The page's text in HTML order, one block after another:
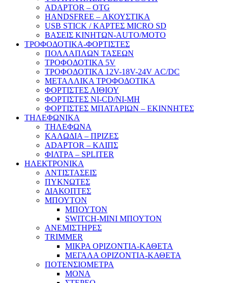
ADAPTOR – ΟΤG
HANDSFREE – ΑΚΟΥΣΤΙΚΑ
USB STICK / ΚΑΡΤΕΣ MICRO SD
ΒΑΣΕΙΣ ΚΙΝΗΤΩΝ-AUTO/MOTO
ΤΡΟΦΟΔΟΤΙΚΑ-ΦΟΡΤΙΣΤΕΣ
ΠΟΛΛΑΠΛΩΝ ΤΑΣΕΩΝ
ΤΡΟΦΟΔΟΤΙΚΑ 5V
ΤΡΟΦΟΔΟΤΙΚΑ 12V-18V-24V ΑC/DC
ΜΕΤΑΛΛΙΚΑ ΤΡΟΦΟΔΟΤΙΚΑ
ΦΟΡΤΙΣΤΕΣ ΛΙΘΙΟΥ
ΦΟΡΤΙΣΤΕΣ NI-CD/NI-MH
ΦΟΡΤΙΣΤΕΣ ΜΠΑΤΑΡΙΩΝ – ΕΚΙΝΝΗΤΕΣ
ΤΗΛΕΦΩΝΙΚΑ
ΤΗΛΕΦΩΝΑ
ΚΑΛΩΔΙΑ – ΠΡΙΖΕΣ
ADAPTOR – ΚΛΙΠΣ
ΦΙΛΤΡΑ – SPLITER
ΗΛΕΚΤΡΟΝΙΚΑ
ΑΝΤΙΣΤΑΣΕΙΣ
ΠΥΚΝΩΤΕΣ
ΔΙΑΚΟΠΤΕΣ
ΜΠΟΥΤΟΝ
ΜΠΟΥΤΟΝ
SWITCH-MINI ΜΠΟΥΤΟΝ
ΑΝΕΜΙΣΤΗΡΕΣ
TRIMMER
ΜΙΚΡΑ ΟΡΙΖΟΝΤΙΑ-ΚΑΘΕΤΑ
ΜΕΓΑΛΑ ΟΡΙΖΟΝΤΙΑ-ΚΑΘΕΤΑ
ΠΟΤΕΝΣΙΟΜΕΤΡΑ
ΜΟΝΑ